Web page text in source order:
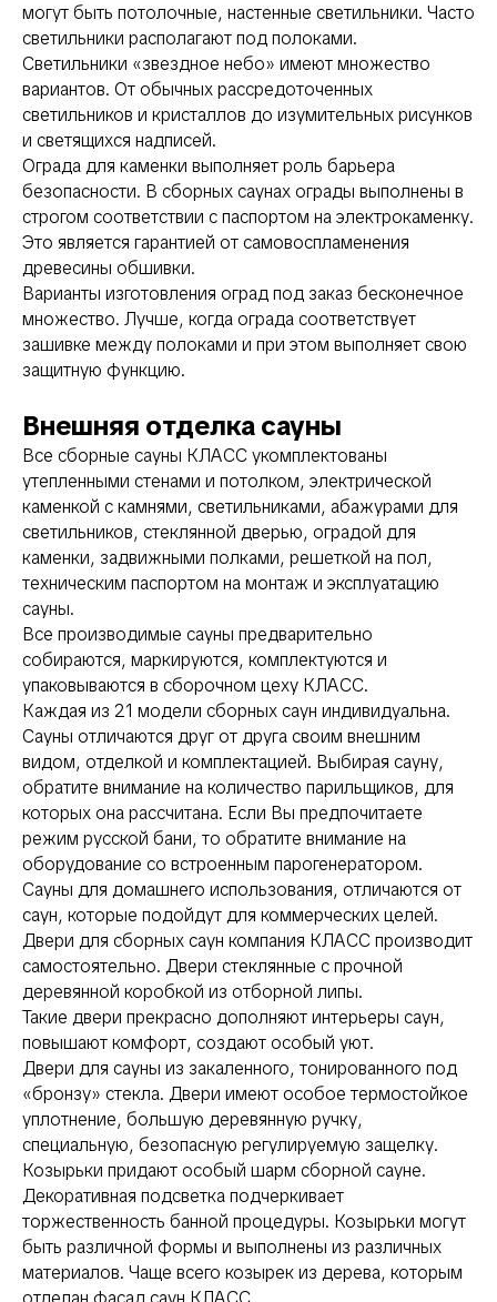
могут быть потолочные, настенные светильники. Часто
светильники располагают под полоками.
Светильники «звездное небо» имеют множество
вариантов. От обычных рассредоточенных
светильников и кристаллов до изумительных рисунков
и светящихся надписей.
Ограда для каменки выполняет роль барьера
безопасности. В сборных саунах ограды выполнены в
строгом соответствии с паспортом на электрокаменку.
Это является гарантией от самовоспламенения
древесины обшивки.
Варианты изготовления оград под заказ бесконечное
множество. Лучше, когда ограда соответствует
зашивке между полоками и при этом выполняет свою
защитную функцию.
Внешняя отделка сауны
Все сборные сауны КЛАСС укомплектованы
утепленными стенами и потолком, электрической
каменкой с камнями, светильниками, абажурами для
светильников, стеклянной дверью, оградой для
каменки, задвижными полками, решеткой на пол,
техническим паспортом на монтаж и эксплуатацию
сауны.
Все производимые сауны предварительно
собираются, маркируются, комплектуются и
упаковываются в сборочном цеху КЛАСС.
Каждая из 21 модели сборных саун индивидуальна.
Сауны отличаются друг от друга своим внешним
видом, отделкой и комплектацией. Выбирая сауну,
обратите внимание на количество парильщиков, для
которых она рассчитана. Если Вы предпочитаете
режим русской бани, то обратите внимание на
оборудование со встроенным парогенератором.
Сауны для домашнего использования, отличаются от
саун, которые подойдут для коммерческих целей.
Двери для сборных саун компания КЛАСС производит
самостоятельно. Двери стеклянные с прочной
деревянной коробкой из отборной липы.
Такие двери прекрасно дополняют интерьеры саун,
повышают комфорт, создают особый уют.
Двери для сауны из закаленного, тонированного под
«бронзу» стекла. Двери имеют особое термостойкое
уплотнение, большую деревянную ручку,
специальную, безопасную регулируемую защелку.
Козырьки придают особый шарм сборной сауне.
Декоративная подсветка подчеркивает
торжественность банной процедуры. Козырьки могут
быть различной формы и выполнены из различных
материалов. Чаще всего козырек из дерева, которым